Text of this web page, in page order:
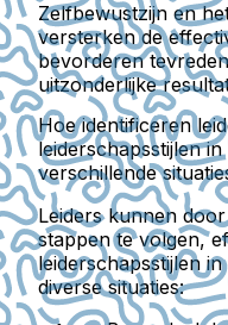
Zelfbewustzijn en
versterken de
bevorderen
uitzonderlijke
Hoe identificeren
leiderschapsstijlen
verschillende
Leiders kunnen
stappen te volgen,
leiderschapsstijlen
diverse situaties: